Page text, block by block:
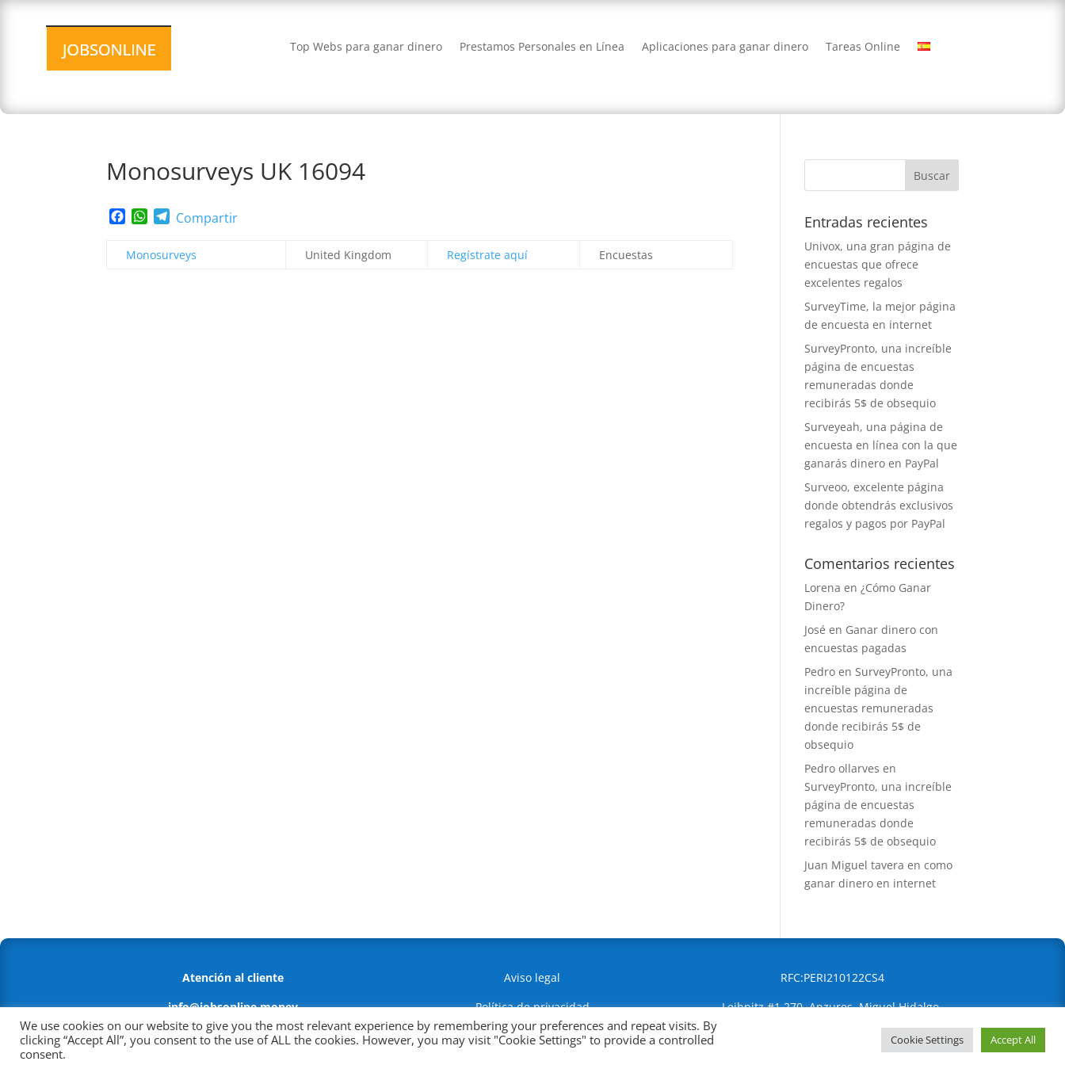
Top Webs para ganar dinero Prestamos Personales en Línea Aplicaciones para ganar dinero Tareas Online
Monosurveys UK 16094
Facebook
WhatsApp
Telegram
Compartir
Monosurveys United Kingdom Regístrate aquí Encuestas
Entradas recientes
Univox, una gran página de
encuestas que ofrece
excelentes regalos
SurveyTime, la mejor página
de encuesta en internet
SurveyPronto, una increíble
página de encuestas
remuneradas donde
recibirás 5$ de obsequio
Surveyeah, una página de
encuesta en línea con la que
ganarás dinero en PayPal
Surveoo, excelente página
donde obtendrás exclusivos
regalos y pagos por PayPal
Comentarios recientes
Lorena en¿Cómo Ganar
Dinero?
José en Ganar dinero con
encuestas pagadas
Pedro enSurveyPronto, una
increíble página de
encuestas remuneradas
donde recibirás 5$ de
obsequio
Pedro ollarves en
SurveyPronto, una increíble
página de encuestas
remuneradas donde
recibirás 5$ de obsequio
Juan Miguel tavera encomo
ganar dinero en internet
Atención al cliente
info@jobsonline.money
Política antifraude
Aviso legal
Política de privacidad
Política de Cookies
RFC:PERI210122CS4
Leibnitz #1 270, Anzures, Miguel Hidalgo,
Ciudad de México, 11590
We use cookies on our website to give you the most relevant experience by remembering your preferences and repeat visits. By
clicking “Accept All”, you consent to the use of ALL the cookies. However, you may visit "Cookie Settings" to provide a controlled
consent.
Cookie Settings Accept All